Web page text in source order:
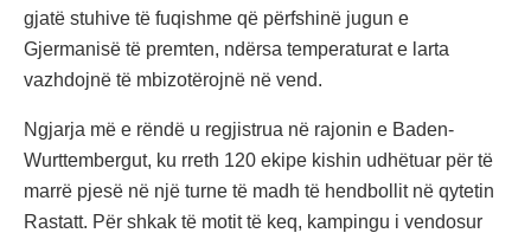
gjatë stuhive të fuqishme që përfshinë jugun e
Gjermanisë të premten, ndërsa temperaturat e larta
vazhdojnë të mbizotërojnë në vend.
Ngjarja më e rëndë u regjistrua në rajonin e Baden-
Wurttembergut, ku rreth 120 ekipe kishin udhëtuar për të
marrë pjesë në një turne të madh të hendbollit në qytetin
Rastatt. Për shkak të motit të keq, kampingu i vendosur